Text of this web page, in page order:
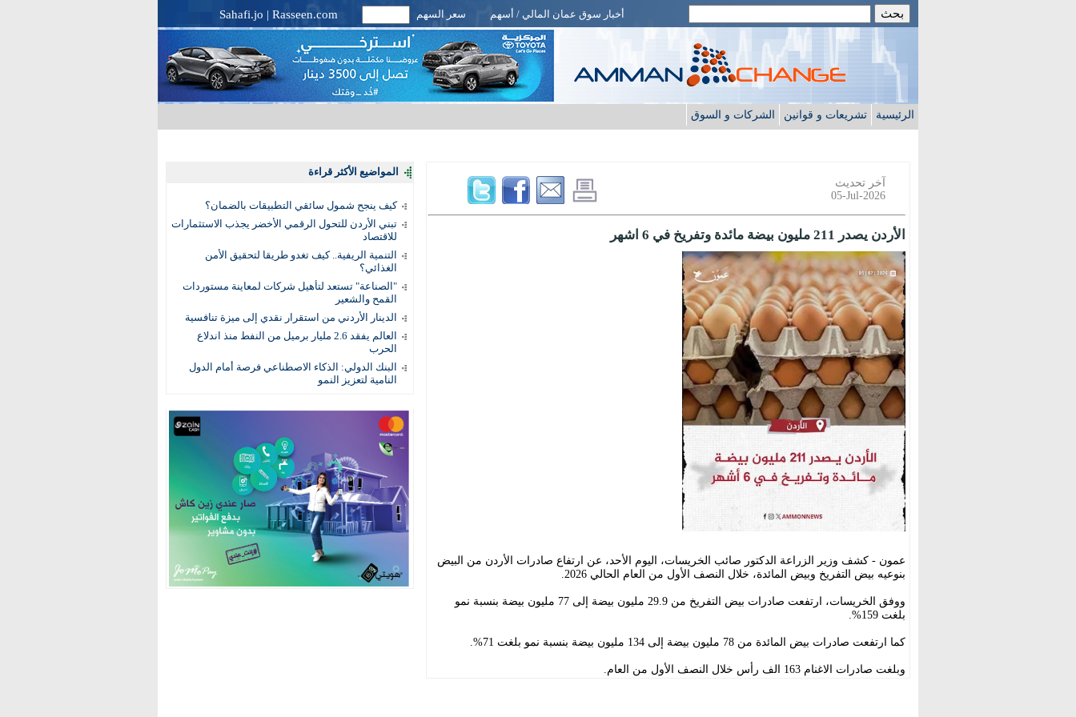
أخبار سوق عمان المالي / أسهم سعر السهم Sahafi.jo | Rasseen.com
الرئيسية تشريعات و قوانين الشركات و السوق
المواضيع الأكثر قراءة
كيف ينجح شمول سائقي التطبيقات بالضمان؟
تبني الأردن للتحول الرقمي الأخضر يجذب الاستثمارات
للاقتصاد
التنمية الريفية.. كيف تغدو طريقا لتحقيق الأمن
الغذائي؟
"الصناعة" تستعد لتأهيل شركات لمعاينة مستوردات
القمح والشعير
الدينار الأردني من استقرار نقدي إلى ميزة تنافسية
العالم يفقد 2.6 مليار برميل من النفط منذ اندلاع
الحرب
البنك الدولي: الذكاء الاصطناعي فرصة أمام الدول
النامية لتعزيز النمو
آخر تحديث
05-Jul-2026
الأردن يصدر 211 مليون بيضة مائدة وتفريخ في 6 اشهر
عمون - كشف وزير الزراعة الدكتور صائب الخريسات، اليوم الأحد، عن ارتفاع صادرات الأردن من البيض
بنوعيه بيض التفريخ وبيض المائدة، خلال النصف الأول من العام الحالي 2026.
ووفق الخريسات، ارتفعت صادرات بيض التفريخ من 29.9 مليون بيضة إلى 77 مليون بيضة بنسبة نمو
بلغت 159%.
كما ارتفعت صادرات بيض المائدة من 78 مليون بيضة إلى 134 مليون بيضة بنسبة نمو بلغت 71%.
وبلغت صادرات الاغنام 163 الف رأس خلال النصف الأول من العام.